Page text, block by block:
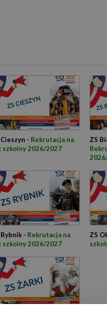
- Rekrutacja na
szkolny 2026/2027
ZS
- Rekrutacja na
szkolny 2026/2027
ZS